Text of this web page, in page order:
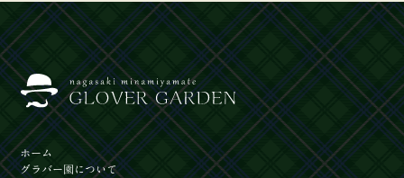
ホーム
グラバー園 について